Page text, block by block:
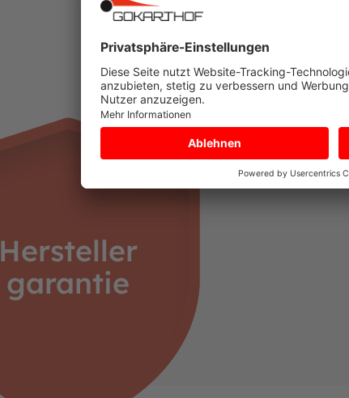
Hersteller
garantie